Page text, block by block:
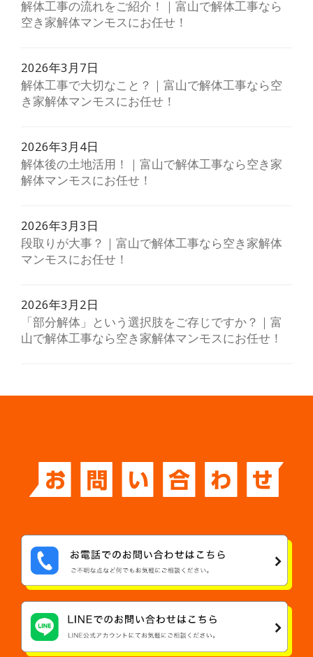
解体工事の流れをご紹介！｜富山で解体工事なら
空き家解体マンモスにお任せ！
2026年3月7日
解体工事で大切なこと？｜富山で解体工事なら空
き家解体マンモスにお任せ！
2026年3月4日
解体後の土地活用！｜富山で解体工事なら空き家
解体マンモスにお任せ！
2026年3月3日
段取りが大事？｜富山で解体工事なら空き家解体
マンモスにお任せ！
2026年3月2日
「部分解体」という選択肢をご存じですか？｜富
山で解体工事なら空き家解体マンモスにお任せ！